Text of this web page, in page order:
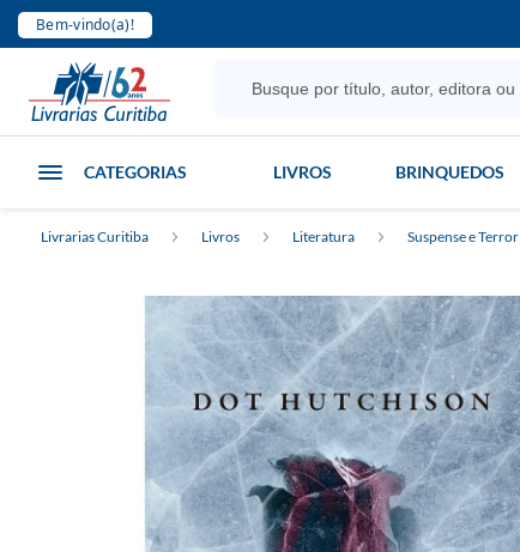
Bem-vindo(a)!
CATEGORIAS LIVROS BRINQUEDOS
Livrarias Curitiba Livros Literatura Suspense e Terror